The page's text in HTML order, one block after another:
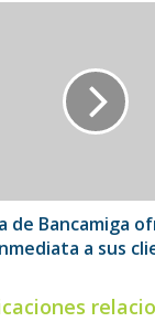
de Bancamiga
a sus